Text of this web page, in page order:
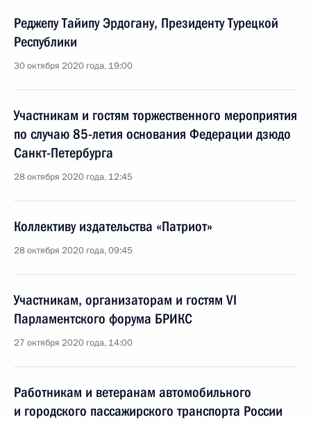
Реджепу Тайипу Эрдогану, Президенту Турецкой
Республики
30 октября 2020 года, 19:00
Участникам и гостям торжественного мероприятия
по случаю 85-летия основания Федерации дзюдо
Санкт-Петербурга
28 октября 2020 года, 12:45
Коллективу издательства «Патриот»
28 октября 2020 года, 09:45
Участникам, организаторам и гостям VI
Парламентского форума БРИКС
27 октября 2020 года, 14:00
Работникам и ветеранам автомобильного
и городского пассажирского транспорта России